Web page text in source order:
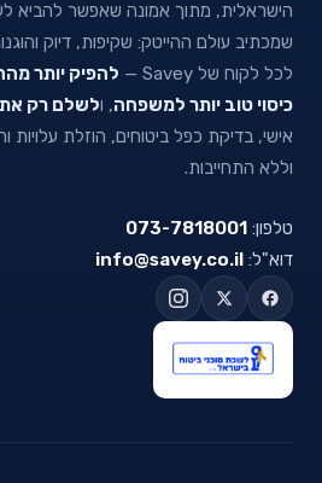
הישראלית, מתוך אמונה שאפשר להביא
שמכתיב עולם ההייטק: שקיפות, דיוק
לכל לקוח של Savey —
להפיק יותר
כיסוי טוב יותר למשפחה, ולשלם רק את
אישי, בדיקת כפל ביטוחים, הוזלת עלויות
וללא התחייבות.
טלפון: 073-7818001
דוא"ל: info@savey.co.il